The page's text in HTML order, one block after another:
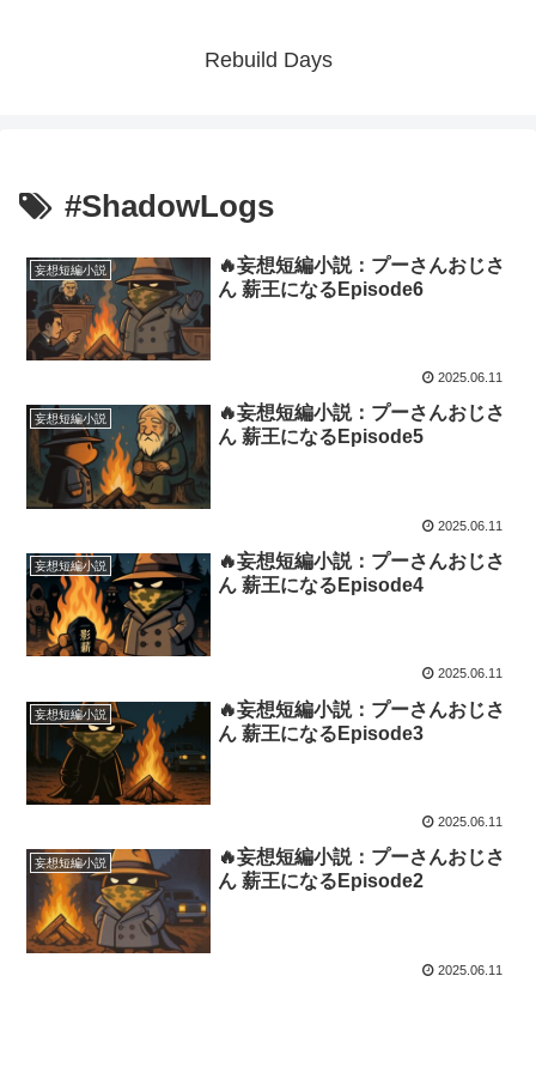
Rebuild Days
#ShadowLogs
妄想短編小説
🔥妄想短編小説：プーさんおじさ
ん 薪王になるEpisode6
2025.06.11
妄想短編小説
🔥妄想短編小説：プーさんおじさ
ん 薪王になるEpisode5
2025.06.11
妄想短編小説
🔥妄想短編小説：プーさんおじさ
ん 薪王になるEpisode4
2025.06.11
妄想短編小説
🔥妄想短編小説：プーさんおじさ
ん 薪王になるEpisode3
2025.06.11
妄想短編小説
🔥妄想短編小説：プーさんおじさ
ん 薪王になるEpisode2
2025.06.11